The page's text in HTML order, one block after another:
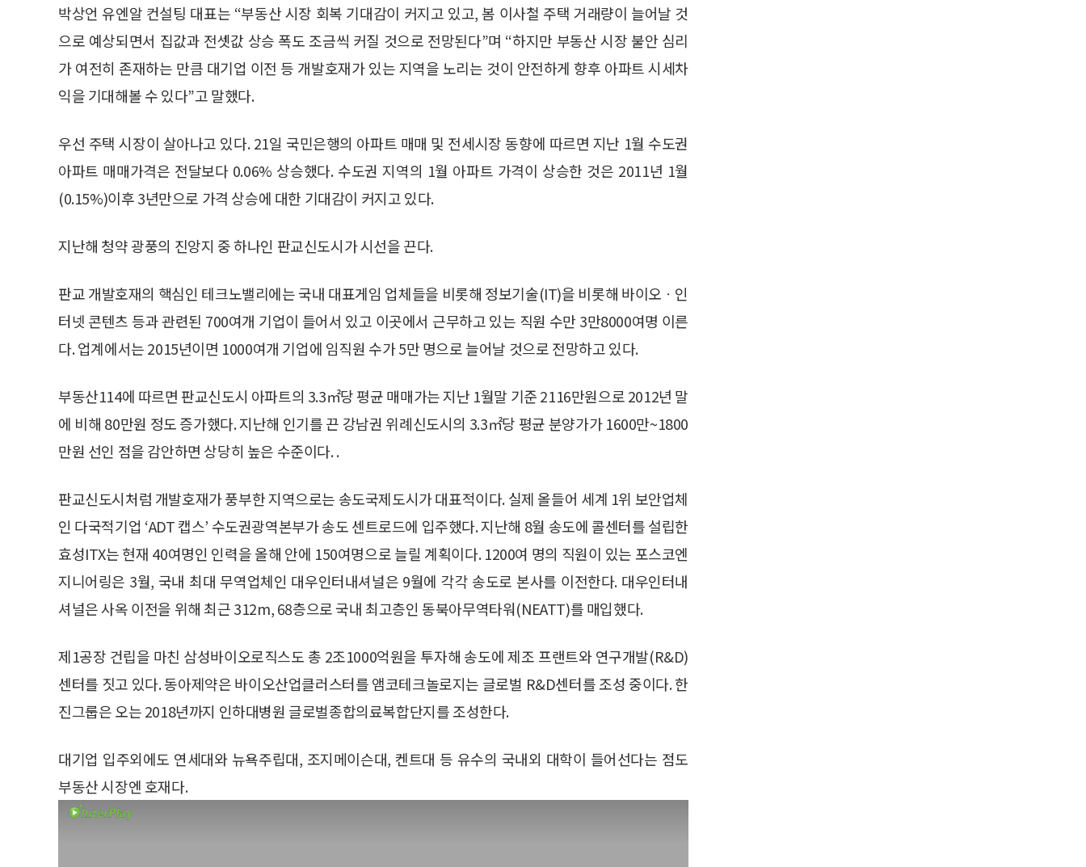
박상언 유엔알 컨설팅 대표는 “부동산 시장 회복 기대감이 커지고 있고, 봄 이사철 주택 거래량이 늘어날 것
으로 예상되면서 집값과 전셋값 상승 폭도 조금씩 커질 것으로 전망된다”며 “하지만 부동산 시장 불안 심리
가 여전히 존재하는 만큼 대기업 이전 등 개발호재가 있는 지역을 노리는 것이 안전하게 향후 아파트 시세차
익을 기대해볼 수 있다”고 말했다.
우선 주택 시장이 살아나고 있다. 21일 국민은행의 아파트 매매 및 전세시장 동향에 따르면 지난 1월 수도권
아파트 매매가격은 전달보다 0.06% 상승했다. 수도권 지역의 1월 아파트 가격이 상승한 것은 2011년 1월
(0.15%)이후 3년만으로 가격 상승에 대한 기대감이 커지고 있다.
지난해 청약 광풍의 진앙지 중 하나인 판교신도시가 시선을 끈다.
판교 개발호재의 핵심인 테크노밸리에는 국내 대표게임 업체들을 비롯해 정보기술(IT)을 비롯해 바이오ㆍ인
터넷 콘텐츠 등과 관련된 700여개 기업이 들어서 있고 이곳에서 근무하고 있는 직원 수만 3만8000여명 이른
다. 업계에서는 2015년이면 1000여개 기업에 임직원 수가 5만 명으로 늘어날 것으로 전망하고 있다.
부동산114에 따르면 판교신도시 아파트의 3.3㎡당 평균 매매가는 지난 1월말 기준 2116만원으로 2012년 말
에 비해 80만원 정도 증가했다. 지난해 인기를 끈 강남권 위례신도시의 3.3㎡당 평균 분양가가 1600만~1800
만원 선인 점을 감안하면 상당히 높은 수준이다. .
판교신도시처럼 개발호재가 풍부한 지역으로는 송도국제도시가 대표적이다. 실제 올들어 세계 1위 보안업체
인 다국적기업 ‘ADT 캡스’ 수도권광역본부가 송도 센트로드에 입주했다. 지난해 8월 송도에 콜센터를 설립한
효성ITX는 현재 40여명인 인력을 올해 안에 150여명으로 늘릴 계획이다. 1200여 명의 직원이 있는 포스코엔
지니어링은 3월, 국내 최대 무역업체인 대우인터내셔널은 9월에 각각 송도로 본사를 이전한다. 대우인터내
셔널은 사옥 이전을 위해 최근 312m, 68층으로 국내 최고층인 동북아무역타워(NEATT)를 매입했다.
제1공장 건립을 마친 삼성바이오로직스도 총 2조1000억원을 투자해 송도에 제조 프랜트와 연구개발(R&D)
센터를 짓고 있다. 동아제약은 바이오산업클러스터를 앰코테크놀로지는 글로벌 R&D센터를 조성 중이다. 한
진그룹은 오는 2018년까지 인하대병원 글로벌종합의료복합단지를 조성한다.
대기업 입주외에도 연세대와 뉴욕주립대, 조지메이슨대, 켄트대 등 유수의 국내외 대학이 들어선다는 점도
부동산 시장엔 호재다.